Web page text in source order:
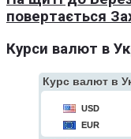
повертається
Курси валют в